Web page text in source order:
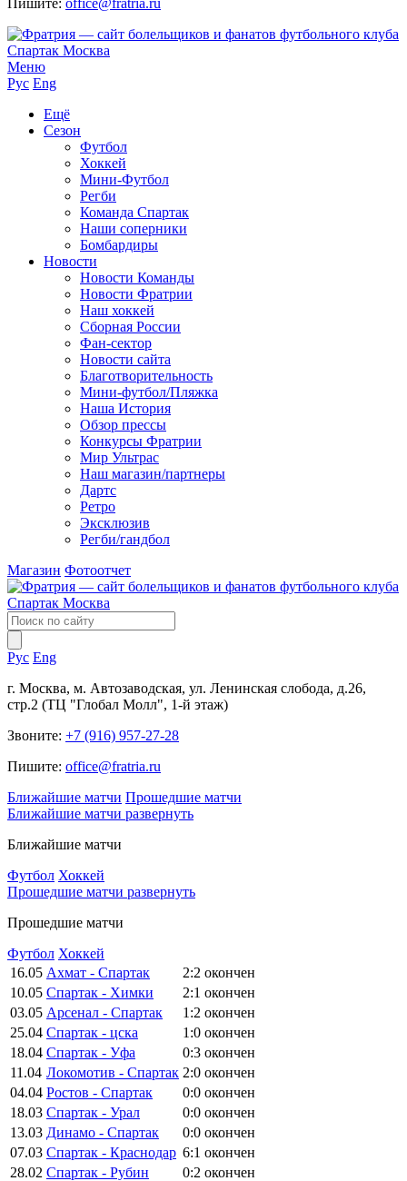
Пишите: office@fratria.ru
Меню
Рус Eng
Ещё
Сезон
Футбол
Хоккей
Мини-Футбол
Регби
Команда Спартак
Наши соперники
Бомбардиры
Новости
Новости Команды
Новости Фратрии
Наш хоккей
Сборная России
Фан-cектор
Новости сайта
Благотворительность
Мини-футбол/Пляжка
Наша История
Обзор прессы
Конкурсы Фратрии
Мир Ультрас
Наш магазин/партнеры
Дартс
Ретро
Эксклюзив
Регби/гандбол
Магазин Фотоотчет
Рус Eng
г. Москва, м. Автозаводская, ул. Ленинская слобода, д.26,
стр.2 (ТЦ "Глобал Молл", 1-й этаж)
Звоните: +7 (916) 957-27-28
Пишите: office@fratria.ru
Ближайшие матчи Прошедшие матчи
Ближайшие матчи развернуть
Ближайшие матчи
Футбол Хоккей
Прошедшие матчи развернуть
Прошедшие матчи
Футбол Хоккей
16.05 Ахмат - Спартак 2:2 окончен
10.05 Спартак - Химки 2:1 окончен
03.05 Арсенал - Спартак 1:2 окончен
25.04 Спартак - цска 1:0 окончен
18.04 Спартак - Уфа 0:3 окончен
11.04 Локомотив - Спартак 2:0 окончен
04.04 Ростов - Спартак 0:0 окончен
18.03 Спартак - Урал 0:0 окончен
13.03 Динамо - Спартак 0:0 окончен
07.03 Спартак - Краснодар 6:1 окончен
28.02 Спартак - Рубин 0:2 окончен